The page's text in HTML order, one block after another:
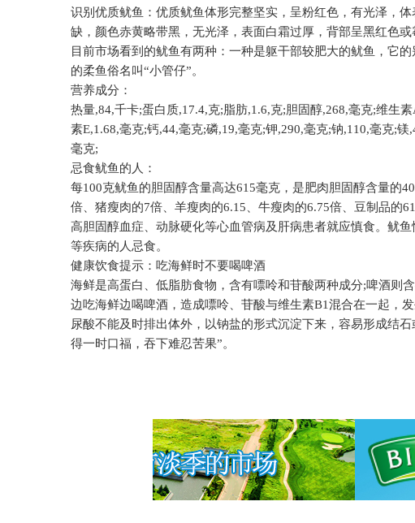
识别优质鱿鱼：优质鱿鱼体形完整坚实，呈粉红色，有光泽，
缺，颜色赤黄略带黑，无光泽，表面白霜过厚，背部呈黑红色或
目前市场看到的鱿鱼有两种：一种是躯干部较肥大的鱿鱼，它
的柔鱼俗名叫“小管仔”。
营养成分：
热量,84,千卡;蛋白质,17.4,克;脂肪,1.6,克;胆固醇,268,毫克;维生素
素E,1.68,毫克;钙,44,毫克;磷,19,毫克;钾,290,毫克;钠,110,毫克;镁
毫克;
忌食鱿鱼的人：
每100克鱿鱼的胆固醇含量高达615毫克，是肥肉胆固醇含量的40
倍、猪瘦肉的7倍、羊瘦肉的6.15 、牛瘦肉的6.75倍、豆制品的
高胆固醇血症、动脉硬化等心血管病及肝病患者就应慎食。鱿
等疾病的人忌食。
健康饮食提示：吃海鲜时不要喝啤酒
海鲜是高蛋白、低脂肪食物，含有嘌呤和苷酸两种成分;啤酒则
边吃海鲜边喝啤酒，造成嘌呤、苷酸与维生素B1混合在一起，
尿酸不能及时排出体外，以钠盐的形式沉淀下来，容易形成结
得一时口福，吞下难忍苦果”。